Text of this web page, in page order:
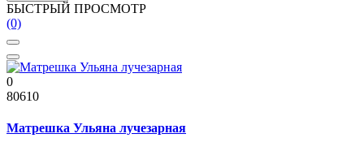
БЫСТРЫЙ ПРОСМОТР
(0)
0
80610
Матрешка Ульяна лучезарная